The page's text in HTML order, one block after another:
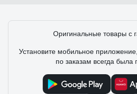
Оригинальные товары с
Установите мобильное
по заказам всегда была